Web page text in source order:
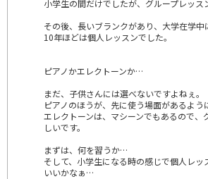
小学生の間だけでしたが、グループレッス
その後、長いブランクがあり、大学在学中
10年ほどは個人レッスンでした。
ピアノかエレクトーンか…
まだ、子供さんには選べないですよねぇ。
ピアノのほうが、先に使う場面があるよう
エレクトーンは、マシーンでもあるので、
しいです。
まずは、何を習うか…
そして、小学生になる時の感じで個人レッ
いいかなぁ…